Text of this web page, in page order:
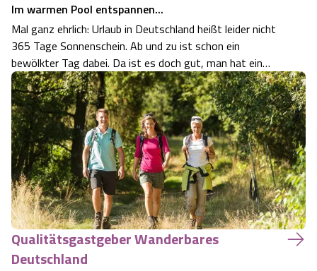
Camping
Urlaub auf dem Bauernhof
Urlaub mit Hund
Last Minute
Anreise
Kataloge
Reiten
Kutschen
Regionale Küche
Tiere
HeideSpezialitäten
Unterkünfte
Wildpark Lüneburger Heide
Wildpark Schwarze Berge
Otter Zentrum
Wildpark Müden
Snow World Bispingen
Ralf Schumacher Kart & Bowl
Veranstaltungen
Shopping Celle
Kulinarisches Celle
Unterkünfte Celle
Veranstaltungen & Führungen Celle
Im warmen Pool entspannen...
Mal ganz ehrlich: Urlaub in Deutschland heißt leider nicht
365 Tage Sonnenschein. Ab und zu ist schon ein
bewölkter Tag dabei. Da ist es doch gut, man hat ein
Hotel mit Schwimmbad oder Hallenbad. Zu jeder
Jahreszeit ist es eine Wohltat in das wohl temperierte
Schwimmbad einzutauchen. Ob Bahnen zieh…
Qualitätsgastgeber Wanderbares
Deutschland